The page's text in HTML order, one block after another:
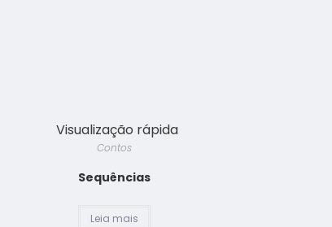
Visualização rápida
Contos
Sequências
Leia mais